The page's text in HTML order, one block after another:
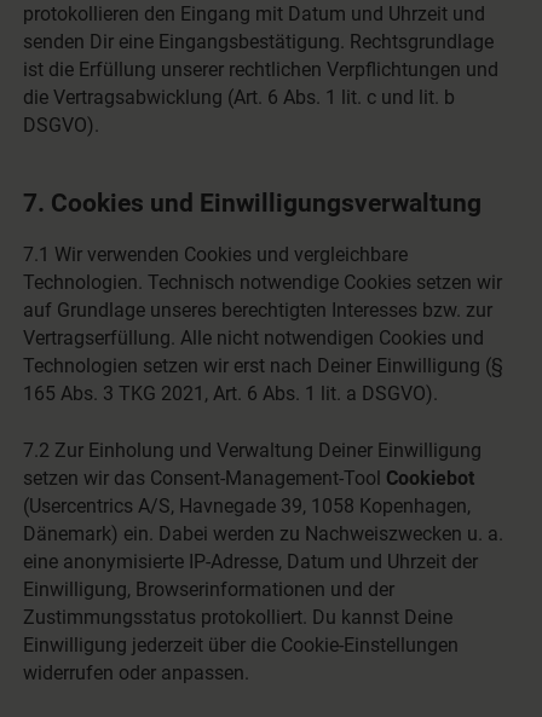
protokollieren den Eingang mit Datum und Uhrzeit und
senden Dir eine Eingangsbestätigung. Rechtsgrundlage
ist die Erfüllung unserer rechtlichen Verpflichtungen und
die Vertragsabwicklung (Art. 6 Abs. 1 lit. c und lit. b
DSGVO).
7. Cookies und Einwilligungsverwaltung
7.1 Wir verwenden Cookies und vergleichbare
Technologien. Technisch notwendige Cookies setzen wir
auf Grundlage unseres berechtigten Interesses bzw. zur
Vertragserfüllung. Alle nicht notwendigen Cookies und
Technologien setzen wir erst nach Deiner Einwilligung (§
165 Abs. 3 TKG 2021, Art. 6 Abs. 1 lit. a DSGVO).
7.2 Zur Einholung und Verwaltung Deiner Einwilligung
setzen wir das Consent-Management-Tool Cookiebot
(Usercentrics A/S, Havnegade 39, 1058 Kopenhagen,
Dänemark) ein. Dabei werden zu Nachweiszwecken u. a.
eine anonymisierte IP-Adresse, Datum und Uhrzeit der
Einwilligung, Browserinformationen und der
Zustimmungsstatus protokolliert. Du kannst Deine
Einwilligung jederzeit über die Cookie-Einstellungen
widerrufen oder anpassen.